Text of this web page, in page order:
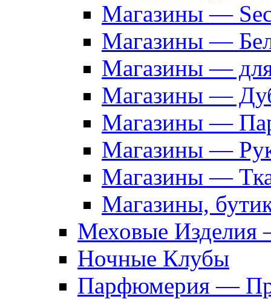
Магазины —
Магазины —
Магазины —
Магазины —
Магазины —
Магазины —
Магазины —
Магазины,
Меховые Изделия
Ночные Клубы
Парфюмерия —